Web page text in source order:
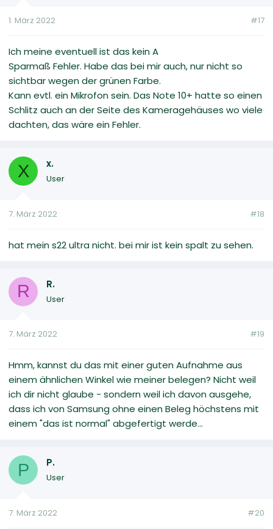
1. März 2022 #17
Ich meine eventuell ist das kein A
Sparmaß Fehler. Habe das bei mir auch, nur nicht so
sichtbar wegen der grünen Farbe.
Kann evtl. ein Mikrofon sein. Das Note 10+ hatte so einen
Schlitz auch an der Seite des Kameragehäuses wo viele
dachten, das wäre ein Fehler.
X x.
User
7. März 2022 #18
hat mein s22 ultra nicht. bei mir ist kein spalt zu sehen.
R R.
User
7. März 2022 #19
Hmm, kannst du das mit einer guten Aufnahme aus
einem ähnlichen Winkel wie meiner belegen? Nicht weil
ich dir nicht glaube - sondern weil ich davon ausgehe,
dass ich von Samsung ohne einen Beleg höchstens mit
einem "das ist normal" abgefertigt werde...
P P.
User
7. März 2022 #20